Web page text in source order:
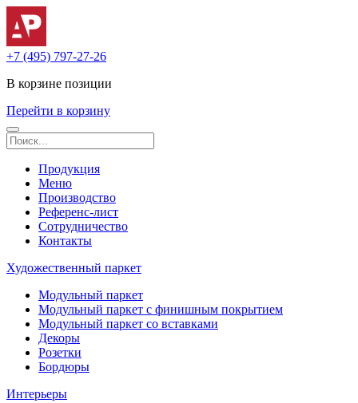
+7 (495) 797-27-26
В корзине позиции
Перейти в корзину
Продукция
Меню
Производство
Референс-лист
Сотрудничество
Контакты
Художественный паркет
Модульный паркет
Модульный паркет с финишным покрытием
Модульный паркет со вставками
Декоры
Розетки
Бордюры
Интерьеры